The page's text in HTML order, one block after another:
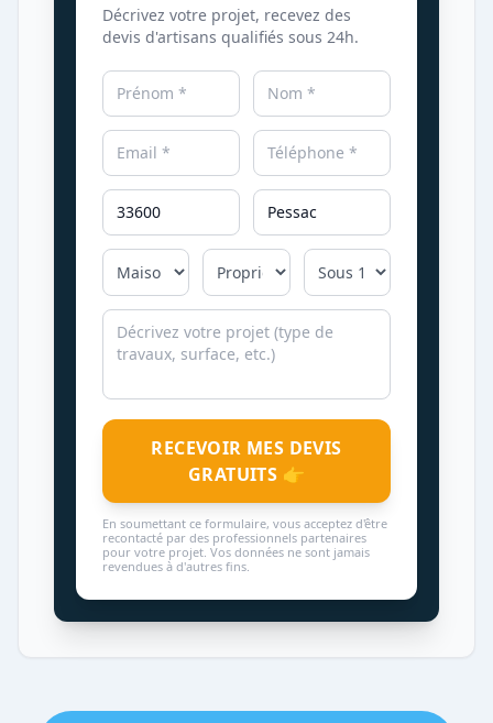
Décrivez votre projet, recevez des
devis d'artisans qualifiés sous 24h.
RECEVOIR MES DEVIS
GRATUITS 👉
En soumettant ce formulaire, vous acceptez d'être
recontacté par des professionnels partenaires
pour votre projet. Vos données ne sont jamais
revendues à d'autres fins.